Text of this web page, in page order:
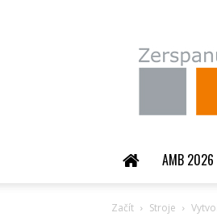
AMB 2026
Začít Stroje